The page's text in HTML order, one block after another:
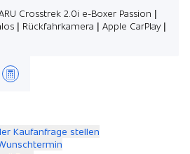
Crosstrek 2.0i e-Boxer Passion |
| Rückfahrkamera | Apple CarPlay |
Kaufanfrage stellen